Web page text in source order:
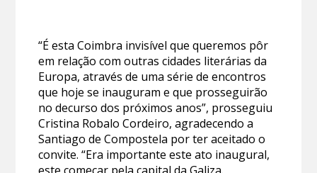
“É esta Coimbra invisível que queremos pôr
em relação com outras cidades literárias da
Europa, através de uma série de encontros
que hoje se inauguram e que prosseguirão
no decurso dos próximos anos”, prosseguiu
Cristina Robalo Cordeiro, agradecendo a
Santiago de Compostela por ter aceitado o
convite. “Era importante este ato inaugural,